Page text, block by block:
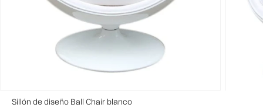
Sillón de diseño Ball Chair blanco